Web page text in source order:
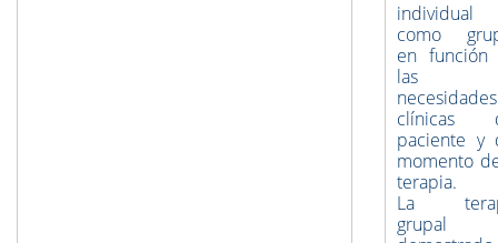
individual
como
en función
las
necesidades
clínicas
paciente y
momento
terapia.
La
grupal